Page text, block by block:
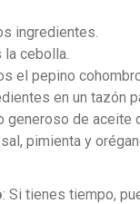
ingredientes.
la cebolla.
el pepino
en un tazón
generoso de aceite
pimienta y
: Si tienes tiempo,